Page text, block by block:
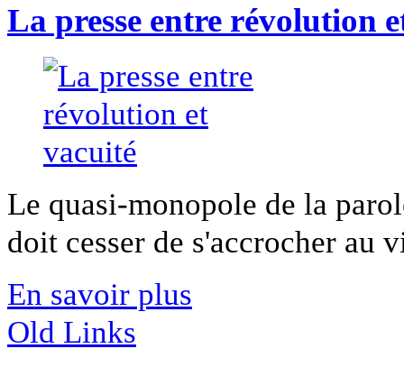
La presse entre révolution
Le quasi-monopole de la
doit cesser de s'accrocher au
En savoir plus
Old Links